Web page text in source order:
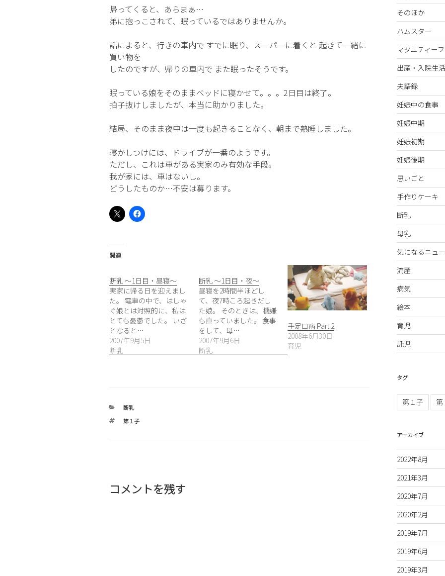
帰ってくると、あらまぁ…
弟に抱っこされて、眠っているではありませんか。
話によると、行きの車内で すでに眠り、スーパーに着くと 起きて一緒に
買い物を
したのですが、帰りの車内で また眠ったそうです。
眠っている娘をそのままベッドに寝かせて。。。2日目は終了。
拍子抜けしましたが、本当に助かりました。
結局、そのまま夜中は一度も起きることなく、朝まで熟睡しました。
寝かしつけには、ドライブが一番のようです。
ただし、これは車がある実家のみ有効な手段。
我が家には、車はないし。
どうしたものか…不安は募ります。
関連
断乳 〜1日目・昼寝〜
実家に帰る日を迎えまし
た。 電車の中で、はしゃ
ぐ娘とは対照的に、私は
とても憂鬱でした。 いざ
となると…
2007年9月5日
断乳
断乳 〜1日目・夜〜
昼寝を2時間半ほどし
て、夜7時ころ起きだし
た娘。 そのときは、機嫌
も直っていました。 食事
をして、母…
2007年9月6日
断乳
手足口病 Part 2
2008年6月30日
育児
カ
ゴ
断乳
タ
第１子
コメントを残す
そのほか
ハムスター
マタニティー
出産・入院生活
夫語録
妊娠中の食事
妊娠中期
妊娠初期
妊娠後期
思いごと
手作りケーキ
断乳
母乳
気になるニュ
流産
病気
絵本
育児
託児
タグ
第１子 第
アーカイブ
2022年8月
2021年3月
2020年7月
2020年2月
2019年7月
2019年6月
2019年3月